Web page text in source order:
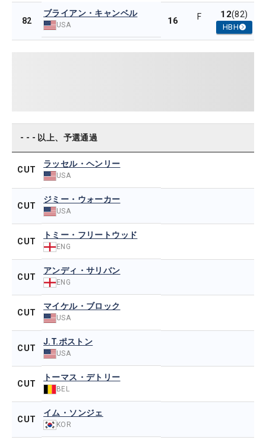
82
ブライアン・キャンベル
USA 16 F 12(82)
HBH
- - - 以上、予選通過
CUT
ラッセル・ヘンリー
USA
CUT
ジミー・ウォーカー
USA
CUT
トミー・フリートウッド
ENG
CUT
アンディ・サリバン
ENG
CUT
マイケル・ブロック
USA
CUT
J.T.ポストン
USA
CUT
トーマス・デトリー
BEL
CUT
イム・ソンジェ
KOR